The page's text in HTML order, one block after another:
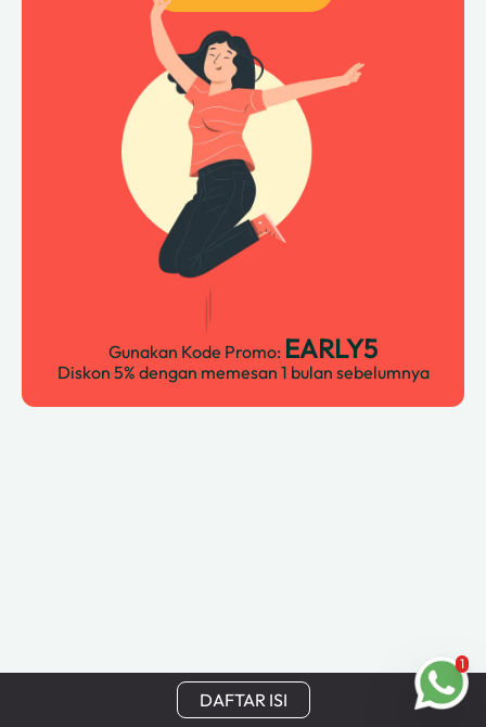
DAFTAR ISI
Gunakan Kode Promo: EARLY5
Diskon 5% dengan memesan 1 bulan sebelumnya
1